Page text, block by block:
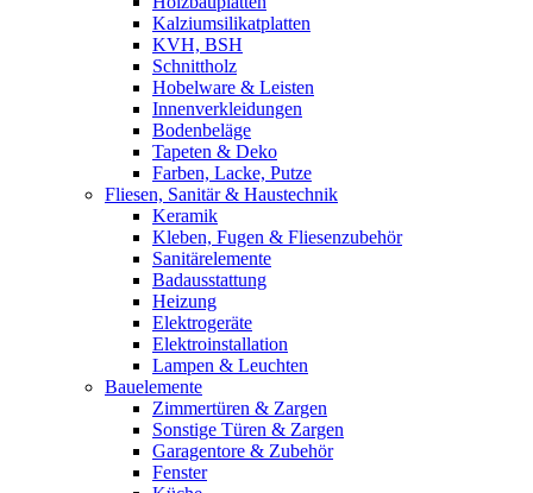
Kalziumsilikatplatten
KVH, BSH
Schnittholz
Hobelware & Leisten
Innenverkleidungen
Bodenbeläge
Tapeten & Deko
Farben, Lacke, Putze
Fliesen, Sanitär & Haustechnik
Keramik
Kleben, Fugen & Fliesenzubehör
Sanitärelemente
Badausstattung
Heizung
Elektrogeräte
Elektroinstallation
Lampen & Leuchten
Bauelemente
Zimmertüren & Zargen
Sonstige Türen & Zargen
Garagentore & Zubehör
Fenster